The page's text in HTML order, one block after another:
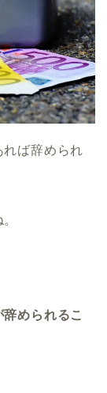
ば辞められ
められるこ